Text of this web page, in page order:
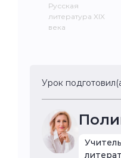
Русская
литература XIX
века
Урок